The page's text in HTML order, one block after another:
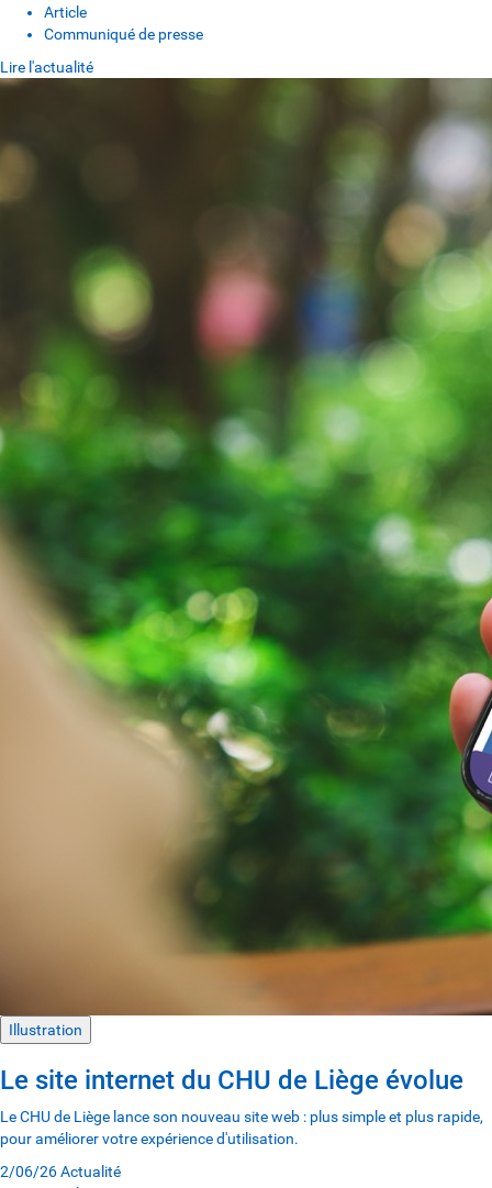
Article
Communiqué de presse
Lire l'actualité
Illustration
Le site internet du CHU de Liège évolue
Le CHU de Liège lance son nouveau site web : plus simple et plus rapide,
pour améliorer votre expérience d'utilisation.
2/06/26Actualité